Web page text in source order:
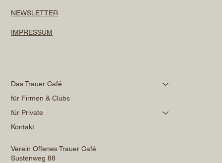
NEWSLETTER
IMPRESSUM
Das Trauer Café
für Firmen & Clubs
für Private
Kontakt
Verein Offenes Trauer Café
Sustenweg 88